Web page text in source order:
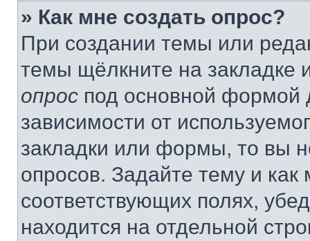
» Как мне создать опрос?
При создании темы или
темы щёлкните на
опрос под основной формой
зависимости от
закладки или формы, то вы
опросов. Задайте тему и
соответствующих полях,
находится на отдельной